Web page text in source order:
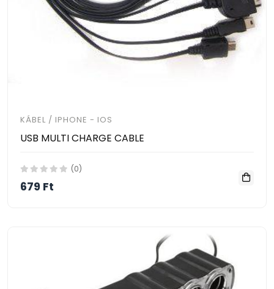
KÁBEL / IPHONE - IOS
USB MULTI CHARGE CABLE
(0)
679 Ft